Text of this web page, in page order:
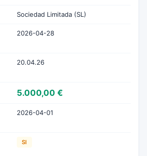
Sociedad Limitada (SL)
2026-04-28
20.04.26
5.000,00 €
2026-04-01
SI